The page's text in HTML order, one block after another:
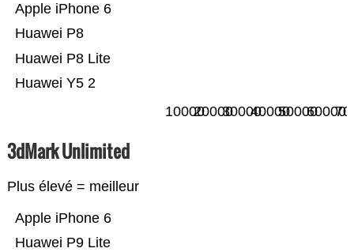
Huawei Y5 2
Huawei P8 Lite
Huawei P8
Apple iPhone 6
100002000030000400005000060000
3dMark Unlimited
Plus élevé = meilleur
Huawei P9 Lite
Apple iPhone 6